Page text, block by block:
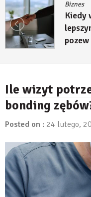
Biznes
Kiedy
Ile wizyt
bonding
Posted on : 24 lutego,